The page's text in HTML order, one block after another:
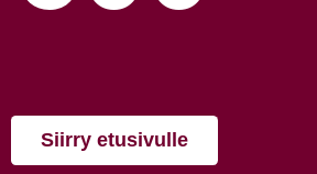
Siirry etusivulle